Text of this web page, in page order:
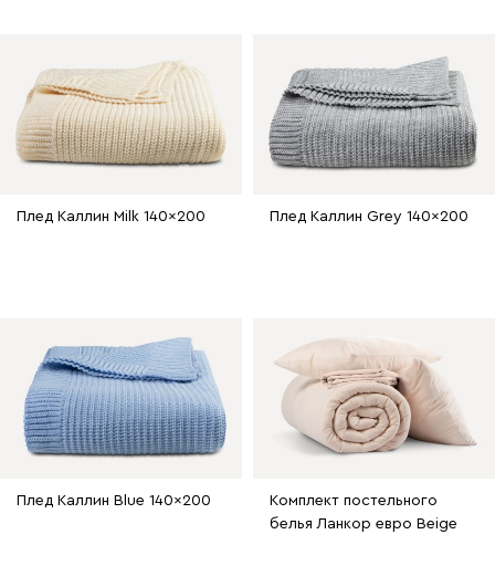
Плед Каллин Milk 140x200 Плед Каллин Grey 140x200
Плед Каллин Blue 140x200
Комплект постельного
белья Ланкор евро Beige